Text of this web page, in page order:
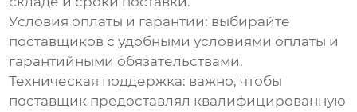
Условия оплаты и гарантии: выбирайте
поставщиков с удобными условиями оплаты и
гарантийными обязательствами.
Техническая поддержка: важно, чтобы
поставщик предоставлял квалифицированную